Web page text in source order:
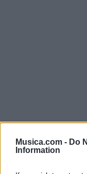
Musica.com - Do
Information